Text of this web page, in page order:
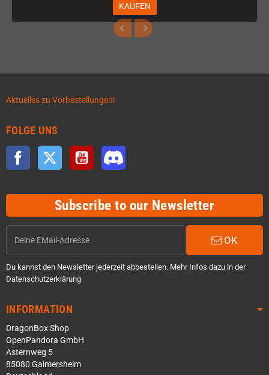
KAUFEN
Aktuelles zu Vorbestellungen!
FOLGE UNS
Facebook Twitter YouTube
Subscribe to our Newsletter
OK
Du kannst den Newsletter jederzeit abbestellen. Mehr Infos dazu in der
Datenschutzerklärung
INFORMATION
DragonBox Shop
OpenPandora GmbH
Asternweg 5
85080 Gaimersheim